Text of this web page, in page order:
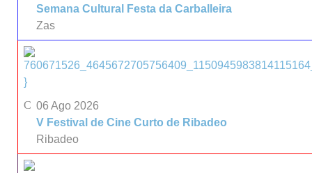
Semana Cultural Festa da Carballeira
Zas
}
06 Ago 2026
V Festival de Cine Curto de Ribadeo
Ribadeo